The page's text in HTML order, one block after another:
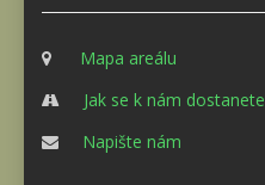
Mapa areálu
Jak se k nám dostanete
Napište nám